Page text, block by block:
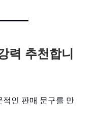
력 추천합니
적인 판매 문구를 만